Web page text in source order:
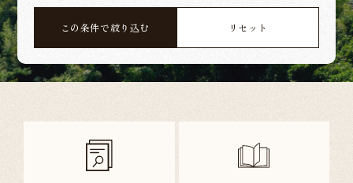
この条件で絞り込む リセット